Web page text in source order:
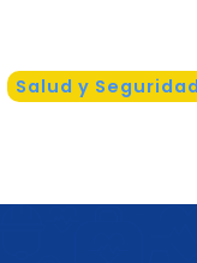
Salud y